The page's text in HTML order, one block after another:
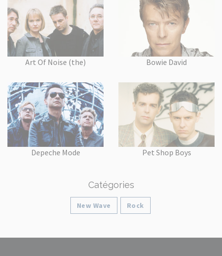
Art Of Noise (the) Bowie David
Depeche Mode Pet Shop Boys
Catégories
New Wave Rock